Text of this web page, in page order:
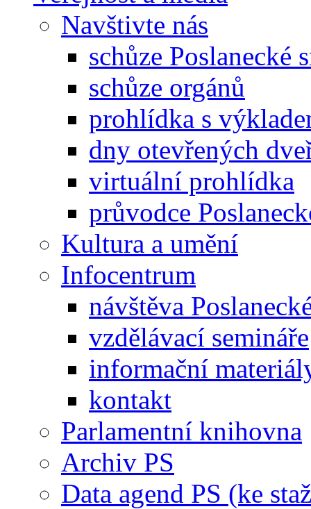
Navštivte nás
schůze Poslanecké
schůze orgánů
prohlídka s
dny otevřených
virtuální prohlídka
průvodce
Kultura a umění
Infocentrum
návštěva
vzdělávací semináře
informační
kontakt
Parlamentní knihovna
Archiv PS
Data agend PS (ke